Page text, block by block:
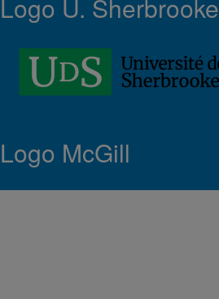
Logo U. Sherbrooke
Logo McGill